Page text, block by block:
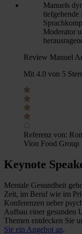
Manuels
tiefgehende
Moderator
Review Manuel
Mit 4.0 von 5
Referenz von:
Vion Food Group
Keynote
Mentale Gesundheit
Zeit, im Beruf wie im
Konferenzen ueber
Aufbau einer gesunden
Themen entdecken Sie
Sie ein Angebot an.